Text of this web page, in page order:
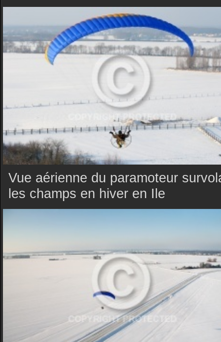
Vue aérienne du paramoteur
les champs en hiver en Ile